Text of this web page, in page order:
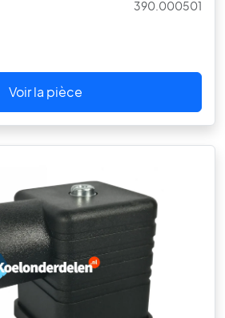
390.000501
Voir la pièce